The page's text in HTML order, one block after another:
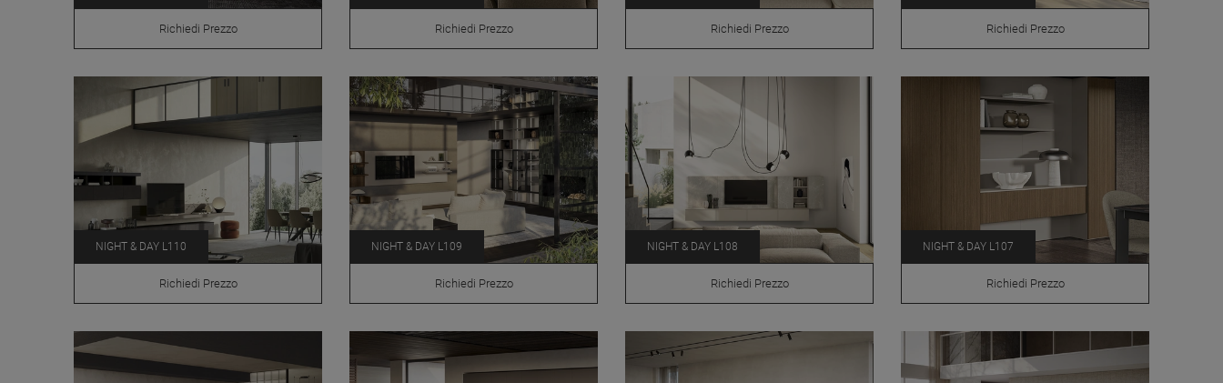
Richiedi Prezzo Richiedi Prezzo Richiedi Prezzo Richiedi Prezzo
NIGHT & DAY L110
Richiedi Prezzo
NIGHT & DAY L109
Richiedi Prezzo
NIGHT & DAY L108
Richiedi Prezzo
NIGHT & DAY L107
Richiedi Prezzo